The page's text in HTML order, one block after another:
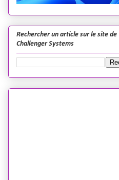
Rechercher un article sur le site de
Challenger Systems